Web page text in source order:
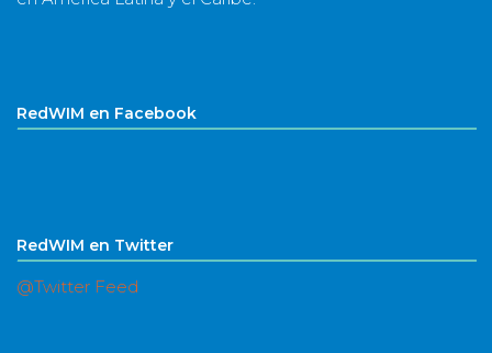
RedWIM en Facebook
RedWIM en Twitter
@Twitter Feed